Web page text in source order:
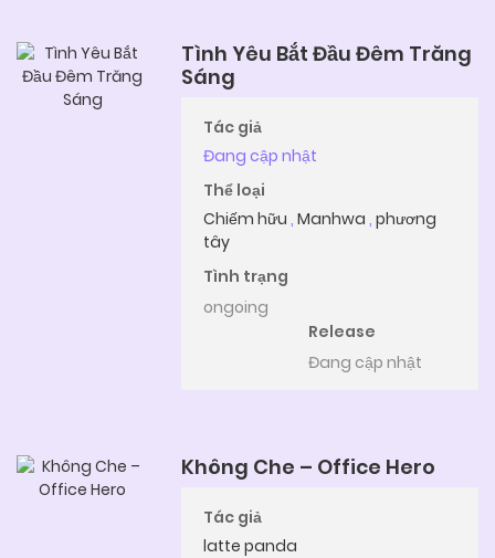
Tình Yêu Bắt Đầu Đêm Trăng
Sáng
Tác giả
Đang cập nhật
Thể loại
Chiếm hữu ,Manhwa ,phương
tây
Tình trạng
ongoing
Release
Đang cập nhật
Không Che – Office Hero
Tác giả
latte panda